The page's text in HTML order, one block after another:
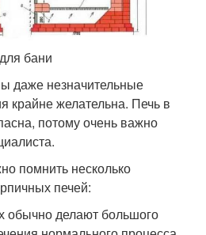
бани
даже незначительные
крайне желательна. Печь в
потому очень важно
помнить несколько
печей:
обычно делают большого